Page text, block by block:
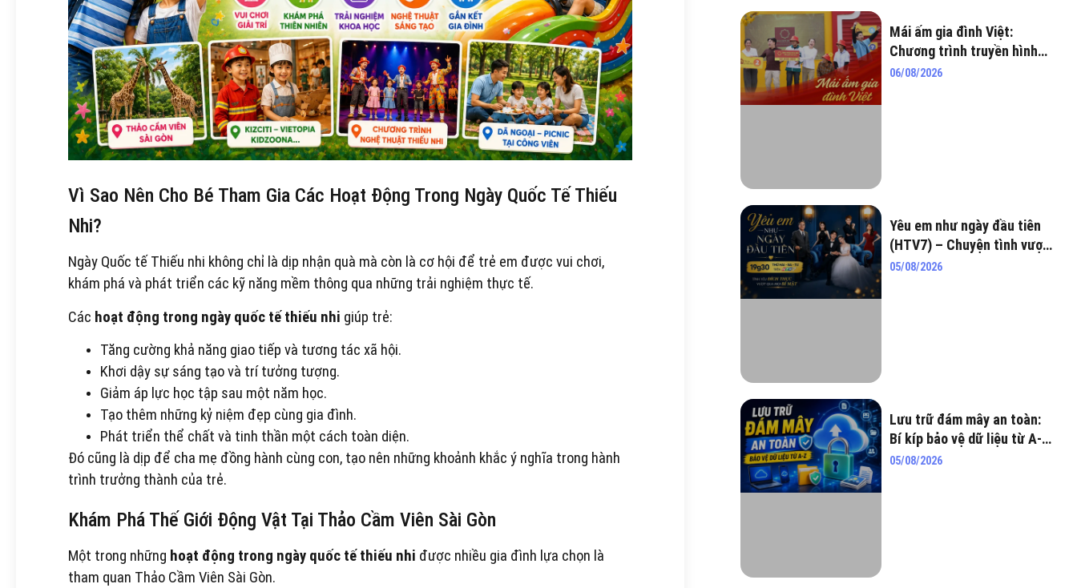
Vì Sao Nên Cho Bé Tham Gia Các Hoạt Động Trong Ngày Quốc Tế Thiếu
Nhi?
Ngày Quốc tế Thiếu nhi không chỉ là dịp nhận quà mà còn là cơ hội để trẻ em được vui chơi,
khám phá và phát triển các kỹ năng mềm thông qua những trải nghiệm thực tế.
Các hoạt động trong ngày quốc tế thiếu nhi giúp trẻ:
Tăng cường khả năng giao tiếp và tương tác xã hội.
Khơi dậy sự sáng tạo và trí tưởng tượng.
Giảm áp lực học tập sau một năm học.
Tạo thêm những kỷ niệm đẹp cùng gia đình.
Phát triển thể chất và tinh thần một cách toàn diện.
Đó cũng là dịp để cha mẹ đồng hành cùng con, tạo nên những khoảnh khắc ý nghĩa trong hành
trình trưởng thành của trẻ.
Khám Phá Thế Giới Động Vật Tại Thảo Cầm Viên Sài Gòn
Một trong những hoạt động trong ngày quốc tế thiếu nhi được nhiều gia đình lựa chọn là
tham quan Thảo Cầm Viên Sài Gòn.
Mái ấm gia đình Việt:
Chương trình truyền hình
nhân văn lan tỏa yêu
06/08/2026
Yêu em như ngày đầu tiên
(HTV7) – Chuyện tình vượt
qua hiểu lầm, tham vọng và
05/08/2026
Lưu trữ đám mây an toàn:
Bí kíp bảo vệ dữ liệu từ A-Z
năm 2026
05/08/2026